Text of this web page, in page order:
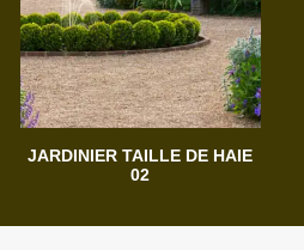
JARDINIER TAILLE DE HAIE
02